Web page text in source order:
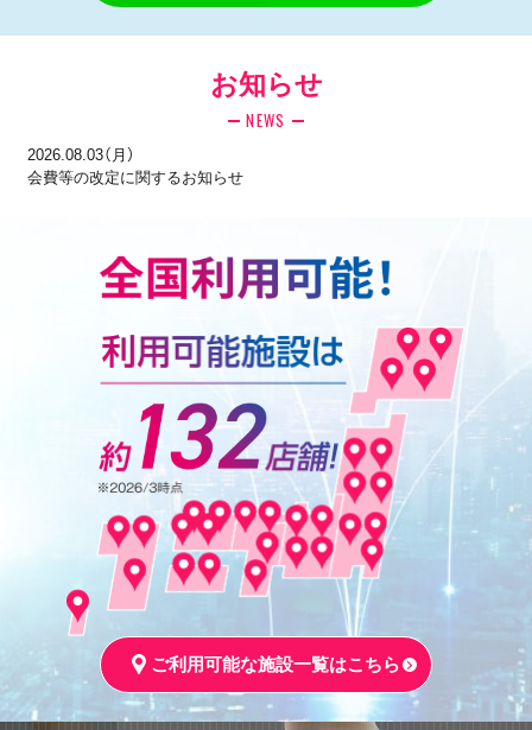
お知らせ
NEWS
2026.08.03（月）
会費等の改定に関するお知らせ
ご利用可能な施設一覧はこちら